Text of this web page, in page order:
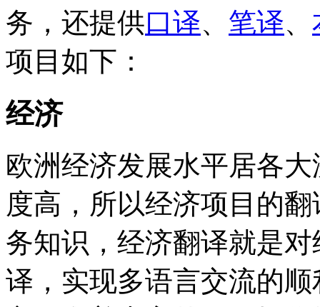
务，还提供口译、 笔译、
项目如下：
经济
欧洲经济发展水平居各
度高，所以经济项目的
务知识，经济翻译就是
译，实现多语言交流的